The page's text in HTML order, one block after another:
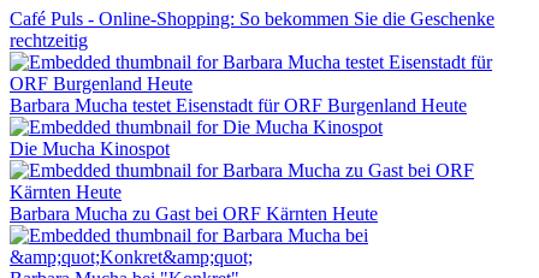
Café Puls - Online-Shopping: So bekommen Sie die Geschenke
rechtzeitig
Barbara Mucha testet Eisenstadt für ORF Burgenland Heute
Die Mucha Kinospot
Barbara Mucha zu Gast bei ORF Kärnten Heute